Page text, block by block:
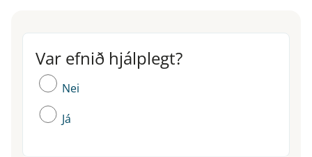
Var efnið hjálplegt?
Var efnið hjálplegt?
Nei
Já